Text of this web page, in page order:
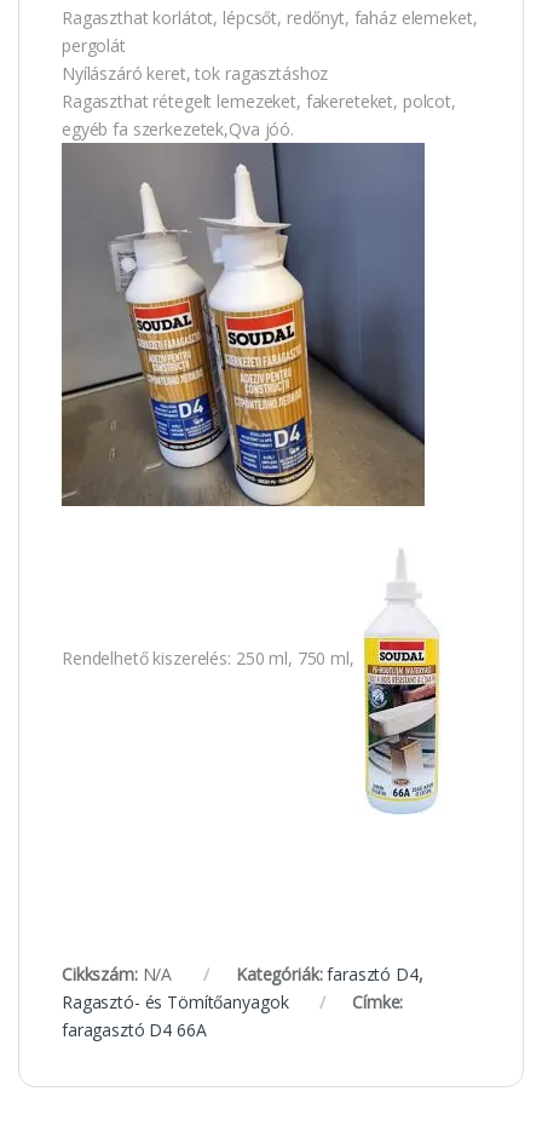
Ragaszthat korlátot, lépcsőt, redőnyt, faház elemeket,
pergolát
Nyílászáró keret, tok ragasztáshoz
Ragaszthat rétegelt lemezeket, fakereteket, polcot,
egyéb fa szerkezetek,Qva jóó.
Rendelhető kiszerelés: 250 ml, 750 ml,
Cikkszám: N/A Kategóriák:farasztó D4,
Ragasztó- és Tömítőanyagok
Címke:
faragasztó D4 66A